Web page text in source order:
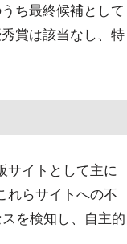
ち最終候補として
賞は該当なし、特
サイトとして主に
れらサイトへの不
を検知し、自主的